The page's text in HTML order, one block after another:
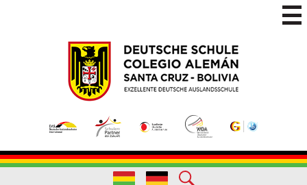
to
main
content
Colegio
Santa
Cruz
(German)
Colegio
de
Excelencia
Useful
Links
Useful